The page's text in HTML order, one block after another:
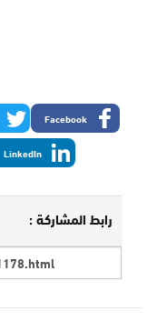
Facebook
LinkedIn
رابط المشاركة :